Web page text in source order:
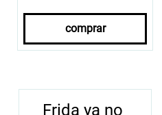
comprar
Frida ya no